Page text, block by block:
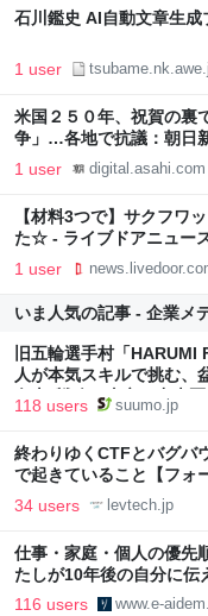
石川鑑史 AI自動文章生成
1 user
米国２５０年、祝賀の
争」…各地で抗議：朝日
1 user digital.asahi.com
【材料3つで】サクフワ
た☆ - ライブドアニュー
1 user
いま人気の記事 - 企業メ
旧五輪選手村「
人が本気スキルで挑む、
向上”戦略 東京・中央区
118 users suumo.jp
終わりゆくCTFとバグバ
で起きていること【フォ
34 users levtech.jp
仕事・家庭・個人の優先
たしが10年後の自分に
116 users www.e-